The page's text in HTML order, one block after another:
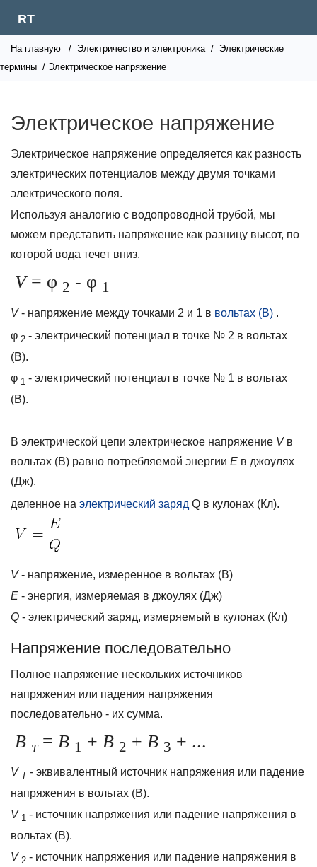
RT
На главную / Электричество и электроника / Электрические
термины / Электрическое напряжение
Электрическое напряжение
Электрическое напряжение определяется как разность
электрических потенциалов между двумя точками
электрического поля.
Используя аналогию с водопроводной трубой, мы
можем представить напряжение как разницу высот, по
которой вода течет вниз.
V= φ 2 - φ 1
V- напряжение между точками 2 и 1 в вольтах (В) .
φ 2 - электрический потенциал в точке № 2 в вольтах
(В).
φ 1 - электрический потенциал в точке № 1 в вольтах
(В).
В электрической цепи электрическое напряжение Vв
вольтах (В) равно потребляемой энергии E в джоулях
(Дж).
деленное на электрический заряд Q в кулонах (Кл).
V- напряжение, измеренное в вольтах (В)
E - энергия, измеряемая в джоулях (Дж)
Q - электрический заряд, измеряемый в кулонах (Кл)
Напряжение последовательно
Полное напряжение нескольких источников
напряжения или падения напряжения
последовательно - их сумма.
В Т= В 1 + В 2 + В 3 + ...
V T- эквивалентный источник напряжения или падение
напряжения в вольтах (В).
V 1 - источник напряжения или падение напряжения в
вольтах (В).
V 2 - источник напряжения или падение напряжения в